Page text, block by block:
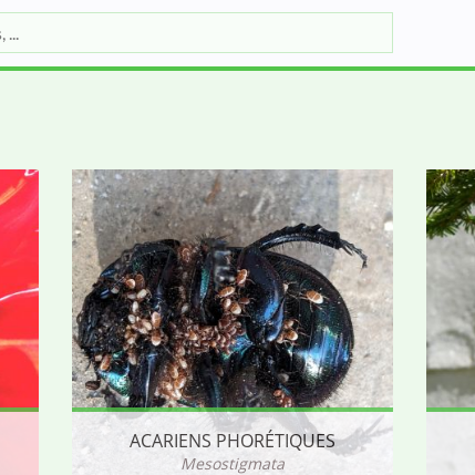
ACARIENS PHORÉTIQUES
Mesostigmata